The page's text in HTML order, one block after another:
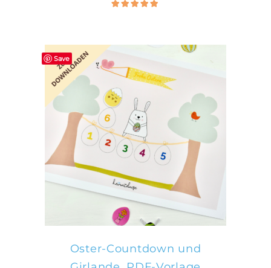
Save
IN DEN WARENKORB
Oster-Countdown und